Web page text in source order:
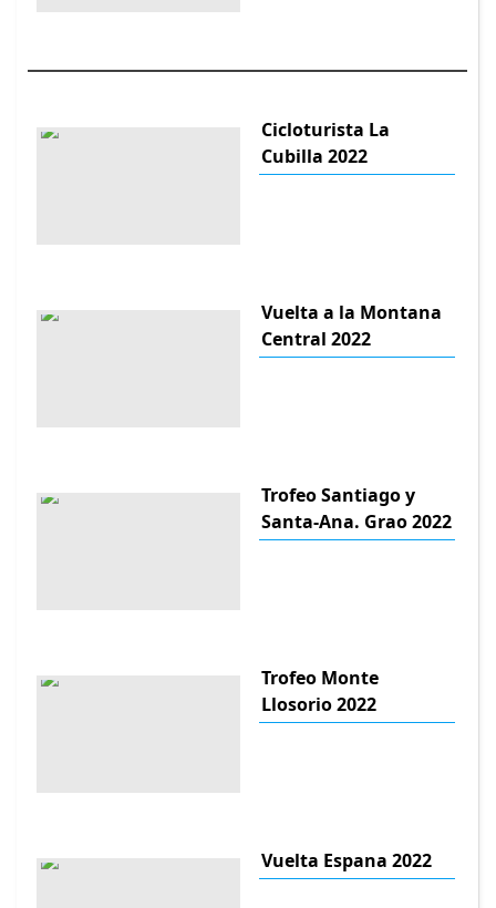
Cicloturista La
Cubilla 2022
Vuelta a la Montana
Central 2022
Trofeo Santiago y
Santa-Ana. Grao 2022
Trofeo Monte
Llosorio 2022
Vuelta Espana 2022